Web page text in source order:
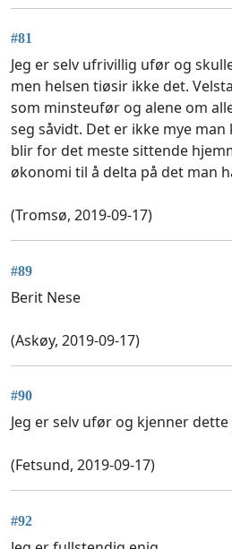
#81
Jeg er selv ufrivillig ufør og
men helsen tiøsir ikke det.
som minsteufør og alene om
seg såvidt. Det er ikke mye
blir for det meste sittende
økonomi til å delta på det man
(Tromsø, 2019-09-17)
#89
Berit Nese
(Askøy, 2019-09-17)
#90
Jeg er selv ufør og kjenner
(Fetsund, 2019-09-17)
#92